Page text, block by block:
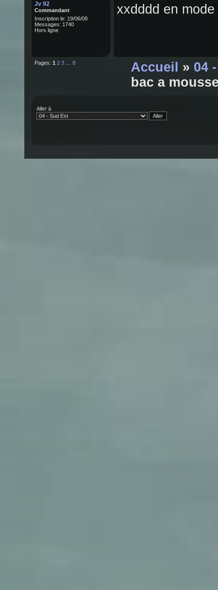
Jv 92
Commandant
Inscription le: 19/06/08
Messages: 1740
Hors ligne
xxdddd en
Pages: 1 2 3 8 Accueil » 04
bac a
Aller à